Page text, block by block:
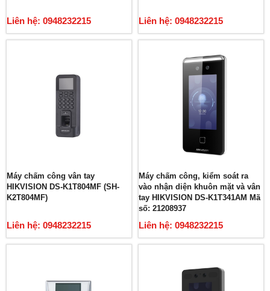
Liên hệ: 0948232215 Liên hệ: 0948232215
Máy chấm công vân tay
HIKVISION DS-K1T804MF (SH-
K2T804MF)
Liên hệ: 0948232215
Máy chấm công, kiểm soát ra
vào nhận diện khuôn mặt và vân
tay HIKVISION DS-K1T341AM Mã
số: 21208937
Liên hệ: 0948232215